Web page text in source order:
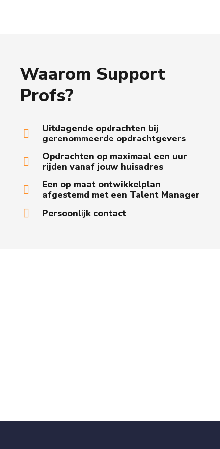
Waarom Support
Profs?
Uitdagende opdrachten bij
gerenommeerde opdrachtgevers
Opdrachten op maximaal een uur
rijden vanaf jouw huisadres
Een op maat ontwikkelplan
afgestemd met een Talent Manager
Persoonlijk contact